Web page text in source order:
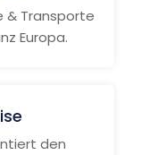
& Transporte
Europa.
den